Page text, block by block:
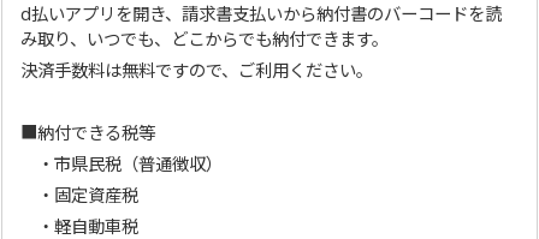
d払いアプリを開き、請求書支払いから納付書のバーコードを読
み取り、いつでも、どこからでも納付できます。
決済手数料は無料ですので、ご利用ください。
■納付できる税等
・市県民税（普通徴収）
・固定資産税
・軽自動車税